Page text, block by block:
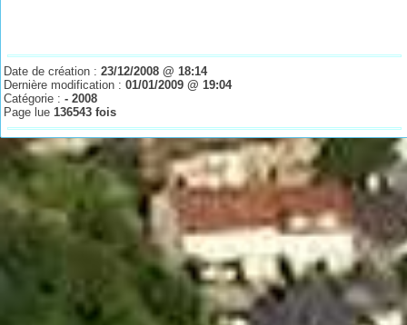
Date de création :23/12/2008 @ 18:14
Dernière modification :01/01/2009 @ 19:04
Catégorie :- 2008
Page lue136543 fois